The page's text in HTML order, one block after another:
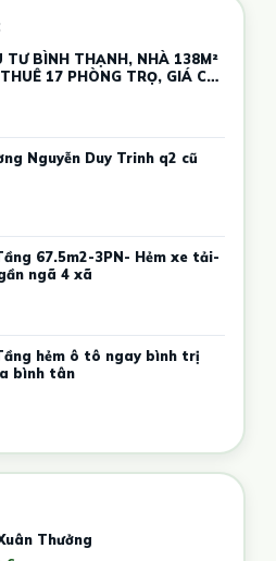
TƯ BÌNH THẠNH, NHÀ 138M²
17 PHÒNG TRỌ, GIÁ CHỈ
Nguyễn Duy Trinh q2 cũ
67.5m2-3PN- Hẻm xe tải-
ngã 4 xã
hẻm ô tô ngay bình trị
bình tân
Thưởng